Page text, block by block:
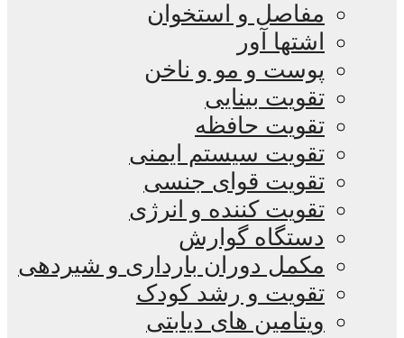
مفاصل و استخوان
اشتها آور
پوست و مو و ناخن
تقویت بینایی
تقویت حافظه
تقویت سیستم ایمنی
تقویت قوای جنسی
تقویت کننده و انرژی
دستگاه گوارش
مکمل دوران بارداری و شیردهی
تقویت و رشد کودک
ویتامین های دیابتی